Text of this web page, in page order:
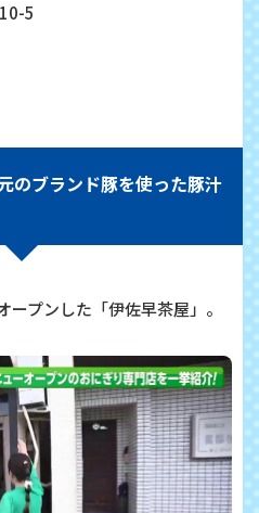
5
ブランド豚を使った豚汁
プンした「伊佐早茶屋」。